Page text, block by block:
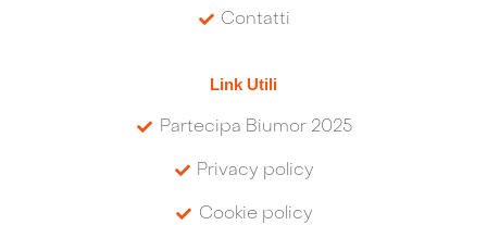
Contatti
Link Utili
Partecipa Biumor 2025
Privacy policy
Cookie policy